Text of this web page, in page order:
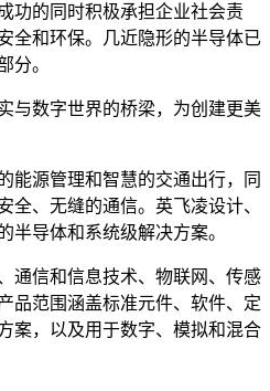
功的同时积极承担企业社会责
全和环保。几近隐形的半导体已
分。
与数字世界的桥梁，为创建更美
能源管理和智慧的交通出行，同
全、无缝的通信。英飞凌设计、
半导体和系统级解决方案。
通信和信息技术、物联网、传感
品范围涵盖标准元件、软件、定
案，以及用于数字、模拟和混合